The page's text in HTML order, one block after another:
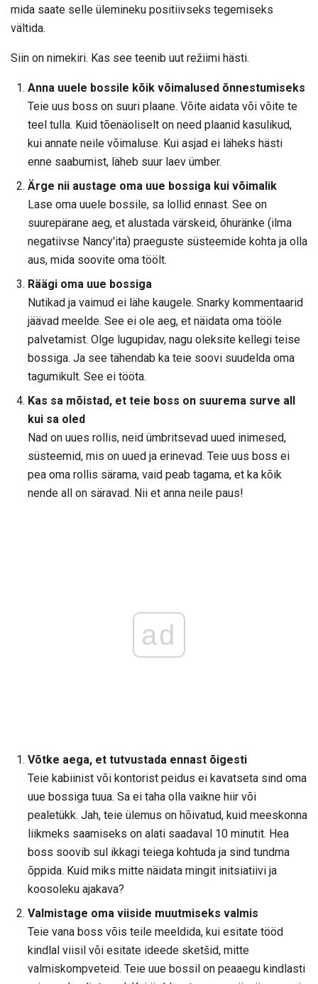
mida saate selle ülemineku positiivseks tegemiseks
vältida.
Siin on nimekiri. Kas see teenib uut režiimi hästi.
Anna uuele bossile kõik võimalused õnnestumiseks
Teie uus boss on suuri plaane. Võite aidata või võite te
teel tulla. Kuid tõenäoliselt on need plaanid kasulikud,
kui annate neile võimaluse. Kui asjad ei läheks hästi
enne saabumist, läheb suur laev ümber.
Ärge nii austage oma uue bossiga kui võimalik
Lase oma uuele bossile, sa lollid ennast. See on
suurepärane aeg, et alustada värskeid, õhuränke (ilma
negatiivse Nancy'ita) praeguste süsteemide kohta ja olla
aus, mida soovite oma töölt.
Räägi oma uue bossiga
Nutikad ja vaimud ei lähe kaugele. Snarky kommentaarid
jäävad meelde. See ei ole aeg, et näidata oma tööle
palvetamist. Olge lugupidav, nagu oleksite kellegi teise
bossiga. Ja see tähendab ka teie soovi suudelda oma
tagumikult. See ei tööta.
Kas sa mõistad, et teie boss on suurema surve all
kui sa oled
Nad on uues rollis, neid ümbritsevad uued inimesed,
süsteemid, mis on uued ja erinevad. Teie uus boss ei
pea oma rollis särama, vaid peab tagama, et ka kõik
nende all on säravad. Nii et anna neile paus!
ad
Võtke aega, et tutvustada ennast õigesti
Teie kabiinist või kontorist peidus ei kavatseta sind oma
uue bossiga tuua. Sa ei taha olla vaikne hiir või
pealetükk. Jah, teie ülemus on hõivatud, kuid meeskonna
liikmeks saamiseks on alati saadaval 10 minutit. Hea
boss soovib sul ikkagi teiega kohtuda ja sind tundma
õppida. Kuid miks mitte näidata mingit initsiatiivi ja
koosoleku ajakava?
Valmistage oma viiside muutmiseks valmis
Teie vana boss võis teile meeldida, kui esitate tööd
kindlal viisil või esitate ideede sketšid, mitte
valmiskompveteid. Teie uue bossil on peaaegu kindlasti